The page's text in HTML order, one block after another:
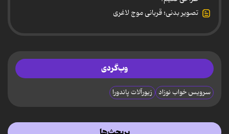
تصویر بدنی؛ قربانی موج لاغری
وب‌گردی
سرویس خواب نوزاد زیورآلات پاندورا